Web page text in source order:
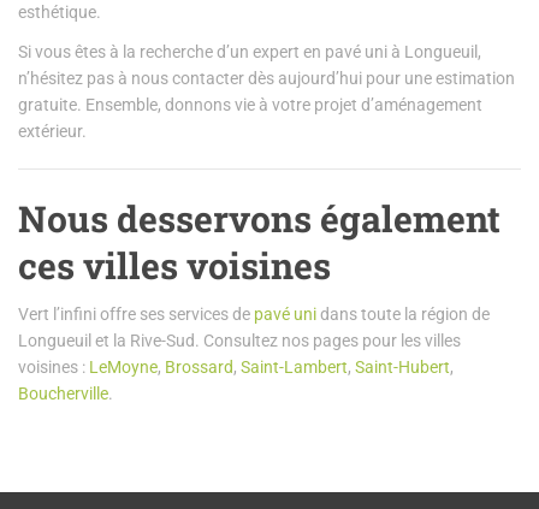
esthétique.
Si vous êtes à la recherche d’un expert en pavé uni à Longueuil,
n’hésitez pas à nous contacter dès aujourd’hui pour une estimation
gratuite. Ensemble, donnons vie à votre projet d’aménagement
extérieur.
Nous desservons également
ces villes voisines
Vert l’infini offre ses services de pavé unidans toute la région de
Longueuil et la Rive-Sud. Consultez nos pages pour les villes
voisines : LeMoyne, Brossard, Saint-Lambert, Saint-Hubert,
Boucherville.